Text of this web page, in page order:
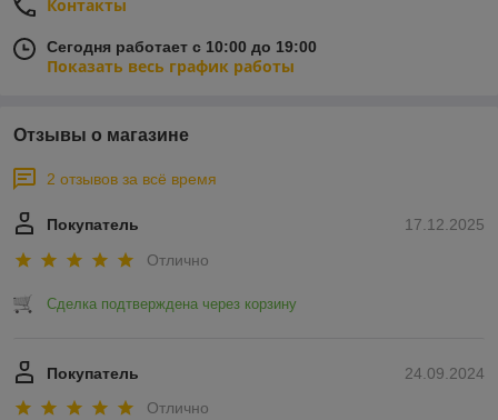
Контакты
Сегодня работает с 10:00 до 19:00
Показать весь график работы
Отзывы о магазине
2 отзывов за всё время
17.12.2025
Покупатель
Отлично
Сделка подтверждена через корзину
24.09.2024
Покупатель
Отлично